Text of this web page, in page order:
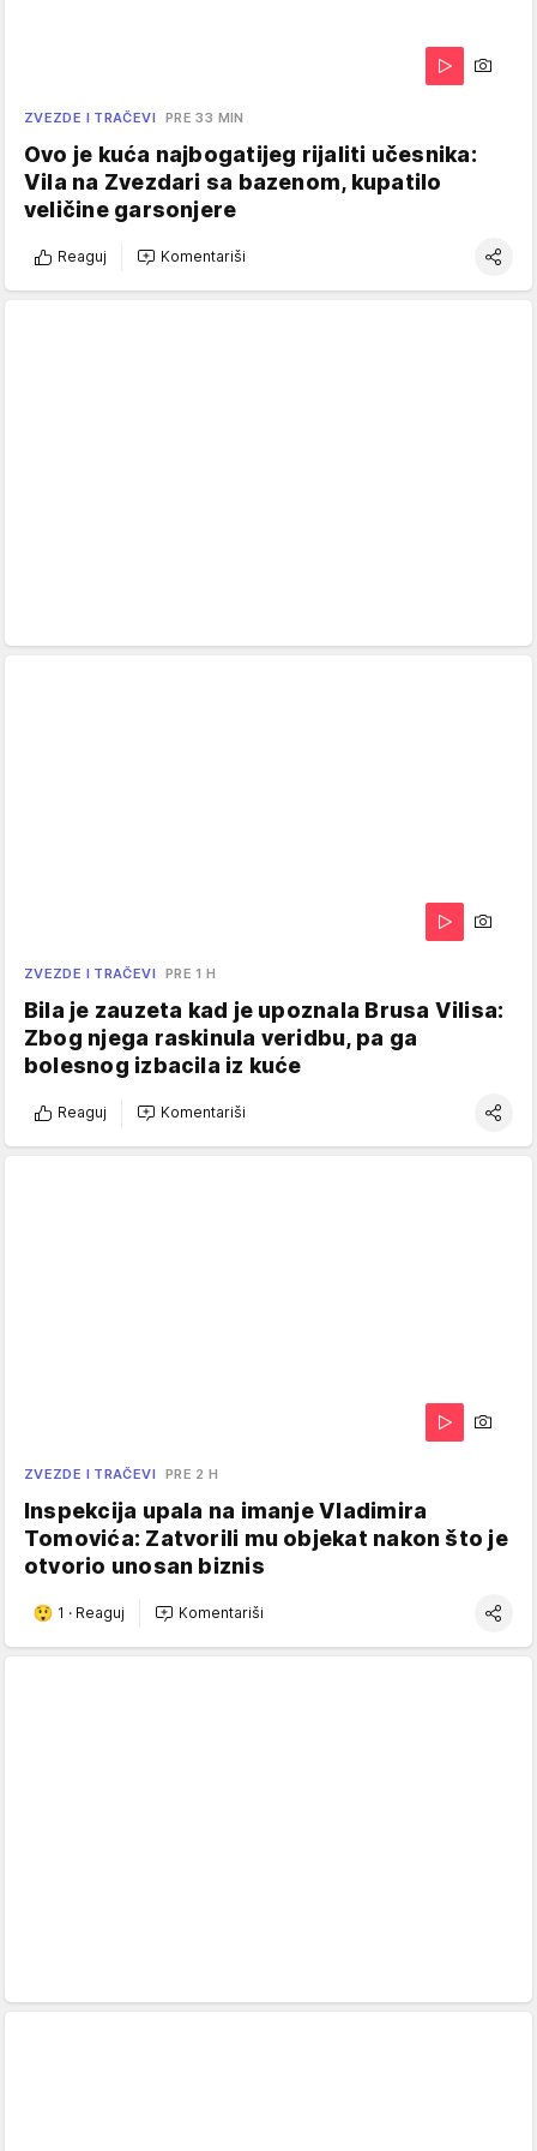
ZVEZDE I TRAČEVI PRE 33 MIN
Ovo je kuća najbogatijeg rijaliti učesnika:
Vila na Zvezdari sa bazenom, kupatilo
veličine garsonjere
Reaguj Komentariši
ZVEZDE I TRAČEVI PRE 1 H
Bila je zauzeta kad je upoznala Brusa Vilisa:
Zbog njega raskinula veridbu, pa ga
bolesnog izbacila iz kuće
Reaguj Komentariši
ZVEZDE I TRAČEVI PRE 2 H
Inspekcija upala na imanje Vladimira
Tomovića: Zatvorili mu objekat nakon što je
otvorio unosan biznis
1 · Reaguj Komentariši